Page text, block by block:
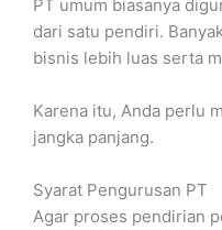
PT umum biasanya
dari satu pendiri.
bisnis lebih luas serta
Karena itu, Anda perlu
jangka panjang.
Syarat Pengurusan PT
Agar proses pendirian